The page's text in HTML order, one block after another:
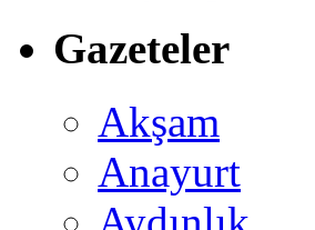
Gazeteler
Akşam
Anayurt